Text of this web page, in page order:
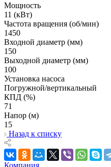
Мощность
11 (кВт)
Частота вращения (об/мин)
1450
Входной диаметр (мм)
150
Выходной диаметр (мм)
100
Установка насоса
Погружной/вертикальный
КПД (%)
71
Напор (м)
15
Назад к списку
Компания